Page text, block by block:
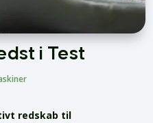
i Test
redskab til